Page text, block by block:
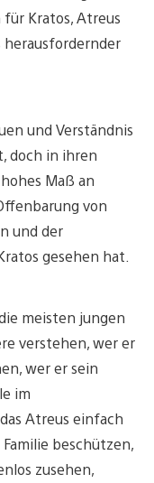
Kratos, Atreus
und Verständnis
doch in ihren
Maß an
von
und der
gesehen hat.
meisten jungen
verstehen, wer er
wer er sein
im
Atreus einfach
beschützen,
zusehen,